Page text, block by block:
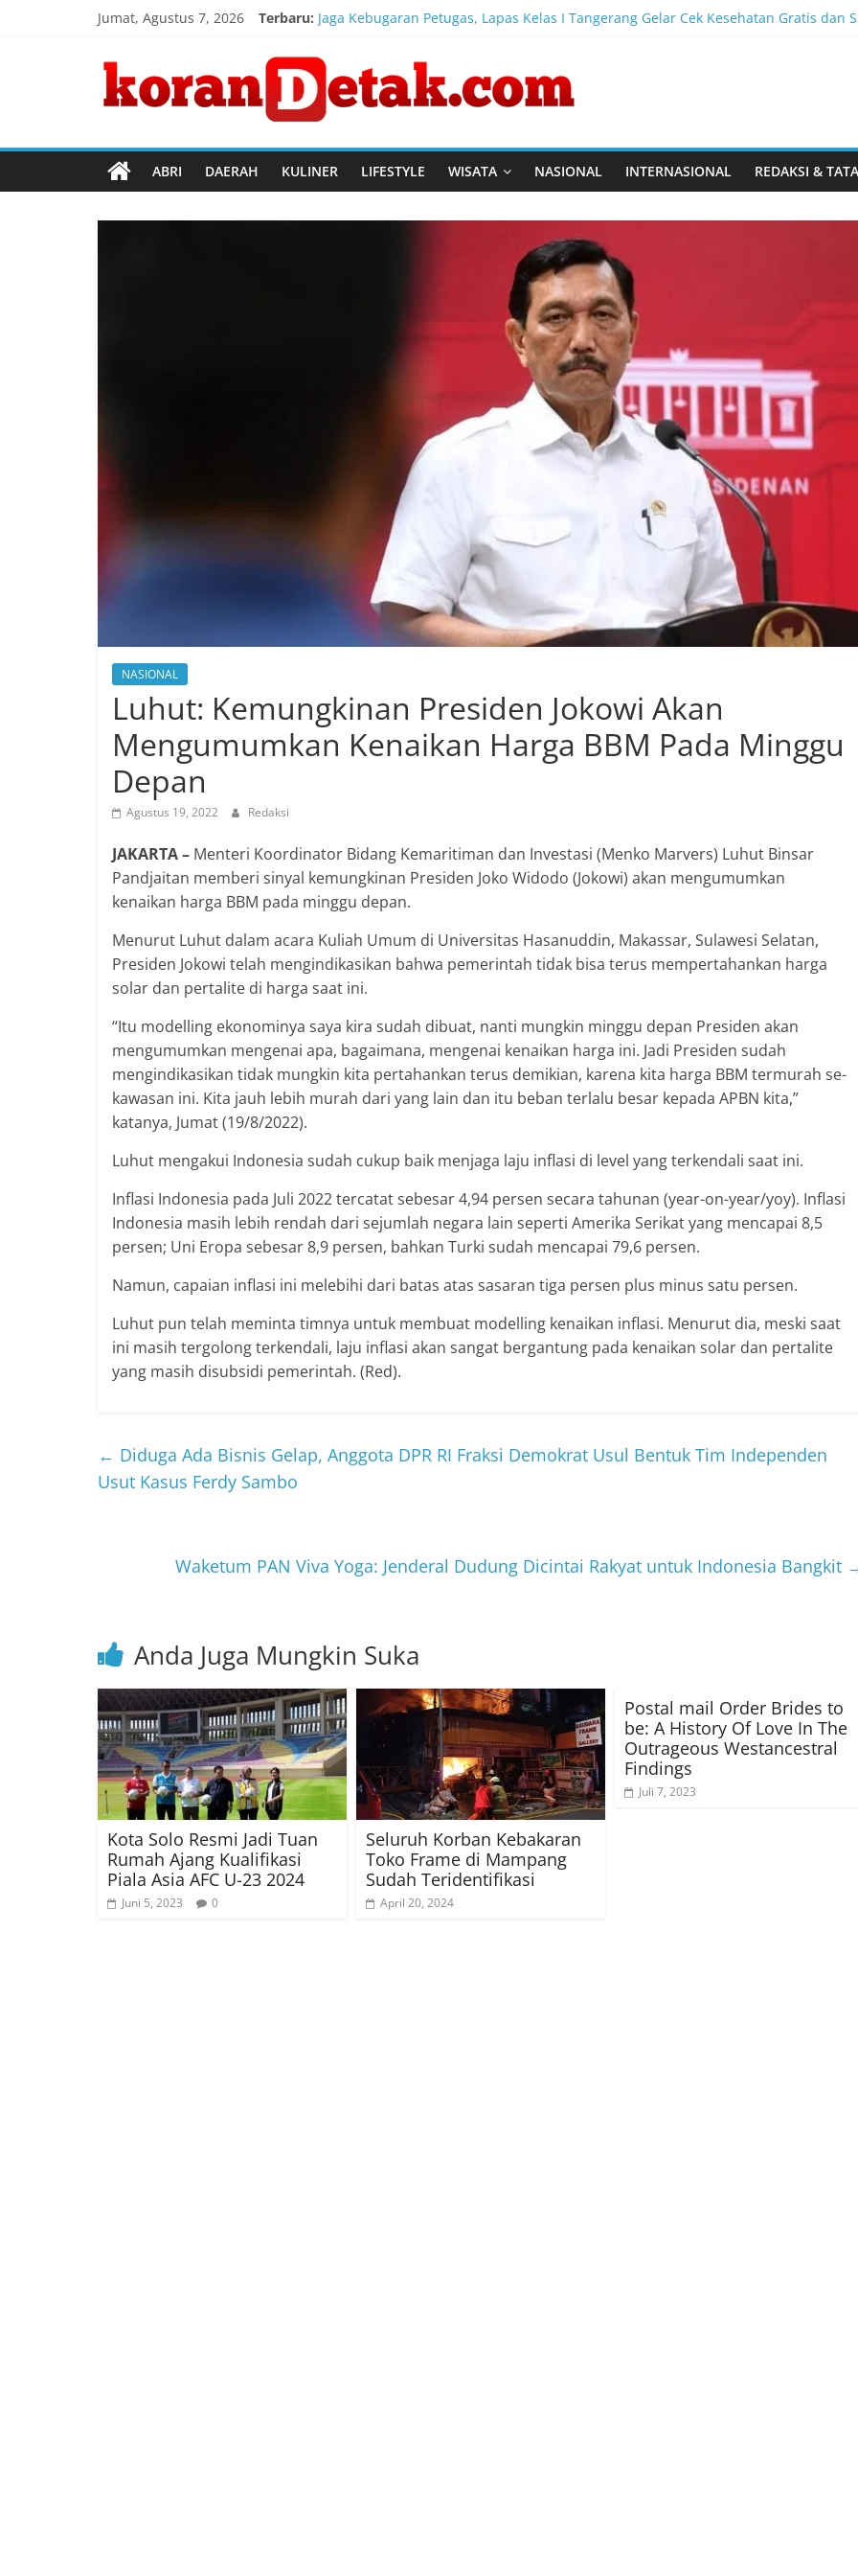
Jumat, Agustus 7, 2026 Terbaru: Jaga Kebugaran Petugas, Lapas Kelas I Tangerang Gelar Cek Kesehatan Gratis dan
Menhub Apresiasi Tim SAR Evakuasi Penumpang KM Mutiara Sentosa II dan
Pemanfaatan Limbah Galon Bekas, Lapas Banjar Tanam 200 Pohon Cabai Dukung
Kelompok 83 KKM Universitas Bina Bangsa Pendampingan Pembuatan Spanduk di
Koran
Detak
Menembus
Batas
Waktu
ABRI DAERAH KULINER LIFESTYLE WISATA NASIONAL INTERNASIONAL REDAKSI &
NASIONAL
Luhut: Kemungkinan Presiden Jokowi Akan
Mengumumkan Kenaikan Harga BBM Pada Minggu
Depan
Agustus 19, 2022 Redaksi
JAKARTA – Menteri Koordinator Bidang Kemaritiman dan Investasi (Menko Marvers) Luhut Binsar
Pandjaitan memberi sinyal kemungkinan Presiden Joko Widodo (Jokowi) akan mengumumkan
kenaikan harga BBM pada minggu depan.
Menurut Luhut dalam acara Kuliah Umum di Universitas Hasanuddin, Makassar, Sulawesi Selatan,
Presiden Jokowi telah mengindikasikan bahwa pemerintah tidak bisa terus mempertahankan harga
solar dan pertalite di harga saat ini.
“Itu modelling ekonominya saya kira sudah dibuat, nanti mungkin minggu depan Presiden akan
mengumumkan mengenai apa, bagaimana, mengenai kenaikan harga ini. Jadi Presiden sudah
mengindikasikan tidak mungkin kita pertahankan terus demikian, karena kita harga BBM termurah se-
kawasan ini. Kita jauh lebih murah dari yang lain dan itu beban terlalu besar kepada APBN kita,”
katanya, Jumat (19/8/2022).
Luhut mengakui Indonesia sudah cukup baik menjaga laju inflasi di level yang terkendali saat ini.
Inflasi Indonesia pada Juli 2022 tercatat sebesar 4,94 persen secara tahunan (year-on-year/yoy). Inflasi
Indonesia masih lebih rendah dari sejumlah negara lain seperti Amerika Serikat yang mencapai 8,5
persen; Uni Eropa sebesar 8,9 persen, bahkan Turki sudah mencapai 79,6 persen.
Namun, capaian inflasi ini melebihi dari batas atas sasaran tiga persen plus minus satu persen.
Luhut pun telah meminta timnya untuk membuat modelling kenaikan inflasi. Menurut dia, meski saat
ini masih tergolong terkendali, laju inflasi akan sangat bergantung pada kenaikan solar dan pertalite
yang masih disubsidi pemerintah. (Red).
← Diduga Ada Bisnis Gelap, Anggota DPR RI Fraksi Demokrat Usul Bentuk Tim Independen
Usut Kasus Ferdy Sambo
Waketum PAN Viva Yoga: Jenderal Dudung Dicintai Rakyat untuk Indonesia Bangkit
Anda Juga Mungkin Suka
Kota Solo Resmi Jadi Tuan
Rumah Ajang Kualifikasi
Piala Asia AFC U-23 2024
Juni 5, 2023 0
Seluruh Korban Kebakaran
Toko Frame di Mampang
Sudah Teridentifikasi
April 20, 2024
Postal mail Order Brides to
be: A History Of Love In The
Outrageous Westancestral
Findings
Juli 7, 2023